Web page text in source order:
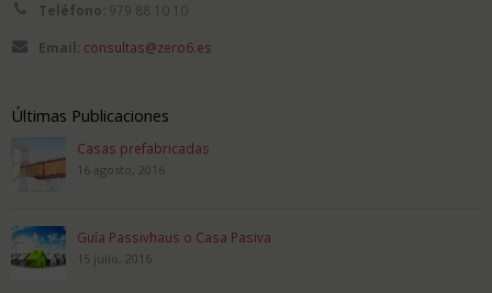
Teléfono: 979 88 10 10
Email: consultas@zero6.es
Últimas Publicaciones
Casas prefabricadas
16 agosto, 2016
Guía Passivhaus o Casa Pasiva
15 julio, 2016